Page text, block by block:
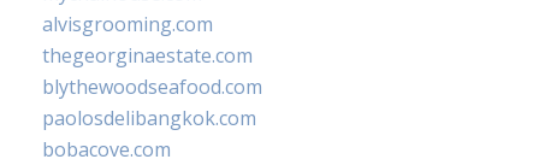
alvisgrooming.com
thegeorginaestate.com
blythewoodseafood.com
paolosdelibangkok.com
bobacove.com